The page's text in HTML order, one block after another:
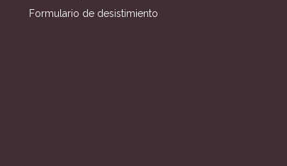
Formulario de desistimiento